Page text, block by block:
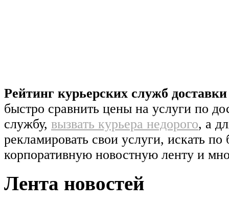
Рейтинг курьерских служб
быстро сравнить цены на услуги по
службу, вызвать курьера недорого, а
рекламировать свои услуги, искать по
корпоративную новостную ленту и
Лента новостей